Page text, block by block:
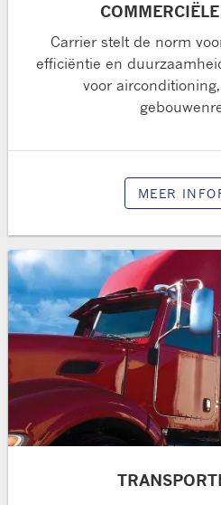
Carrier stelt de norm
efficiëntie en
voor
MEER